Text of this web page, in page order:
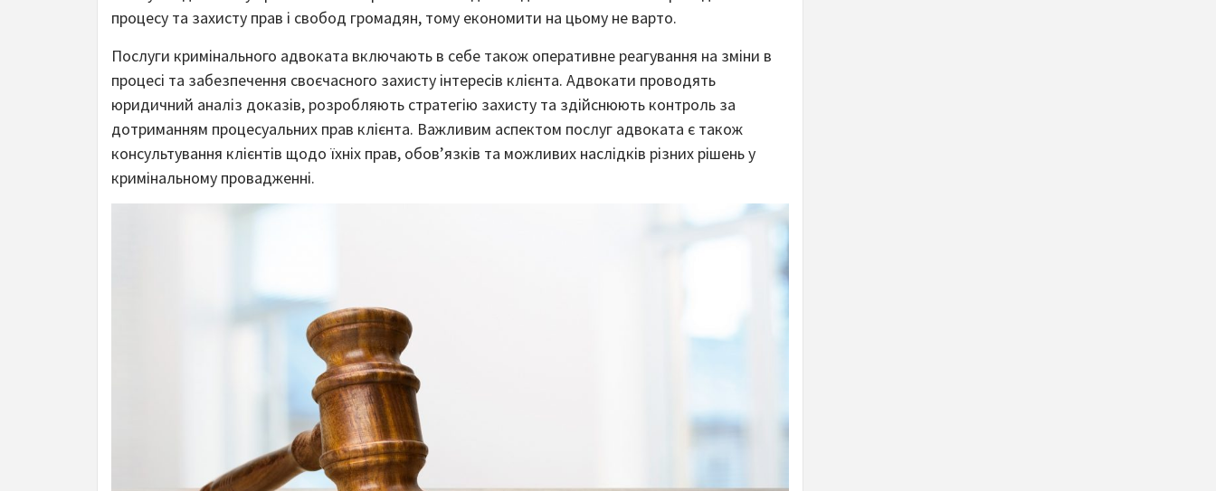
процесу та захисту прав і свобод громадян, тому економити на цьому не варто.
Послуги кримінального адвоката включають в себе також оперативне реагування на зміни в
процесі та забезпечення своєчасного захисту інтересів клієнта. Адвокати проводять
юридичний аналіз доказів, розробляють стратегію захисту та здійснюють контроль за
дотриманням процесуальних прав клієнта. Важливим аспектом послуг адвоката є також
консультування клієнтів щодо їхніх прав, обов’язків та можливих наслідків різних рішень у
кримінальному провадженні.